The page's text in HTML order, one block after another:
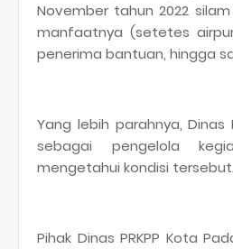
November tahun 2022
manfaatnya (setetes
penerima bantuan, hingga
Yang lebih parahnya, Dinas
sebagai pengelola
mengetahui kondisi tersebut.
Pihak Dinas PRKPP Kota